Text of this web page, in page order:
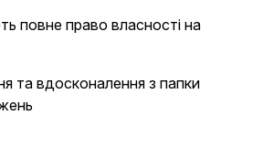
повне право власності на
та вдосконалення з папки